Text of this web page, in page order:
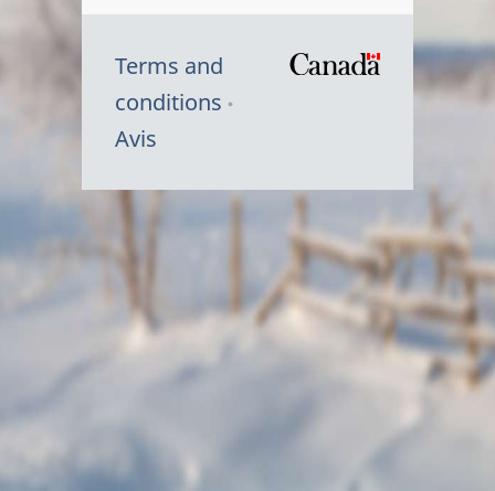
Terms and
conditions
Avis
Symbole
Canada